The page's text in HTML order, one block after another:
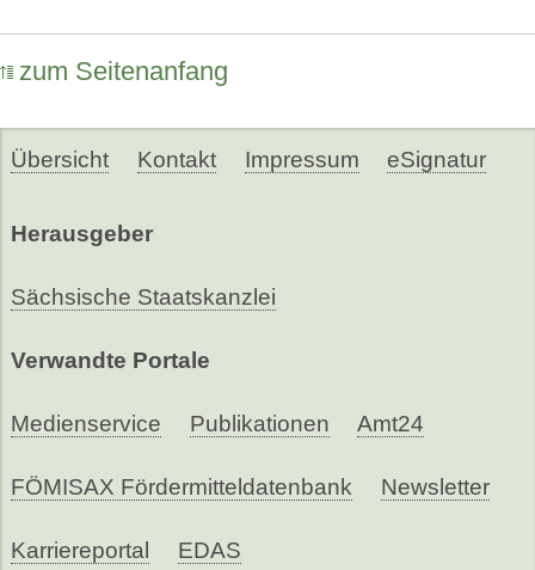
zum Seitenanfang
Übersicht Kontakt Impressum eSignatur
Herausgeber
Sächsische Staatskanzlei
Verwandte Portale
Medienservice Publikationen Amt24
FÖMISAX Fördermitteldatenbank Newsletter
Karriereportal EDAS